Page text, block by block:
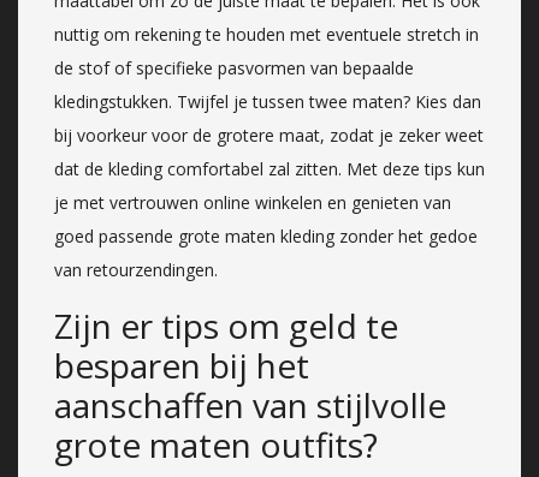
nuttig om rekening te houden met eventuele stretch in
de stof of specifieke pasvormen van bepaalde
kledingstukken. Twijfel je tussen twee maten? Kies dan
bij voorkeur voor de grotere maat, zodat je zeker weet
dat de kleding comfortabel zal zitten. Met deze tips kun
je met vertrouwen online winkelen en genieten van
goed passende grote maten kleding zonder het gedoe
van retourzendingen.
Zijn er tips om geld te
besparen bij het
aanschaffen van stijlvolle
grote maten outfits?